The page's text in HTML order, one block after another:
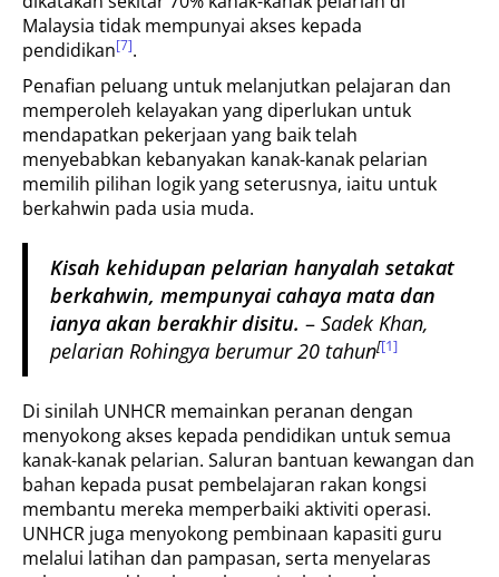
Malaysia tidak mempunyai akses kepada
pendidikan[7].
Penafian peluang untuk melanjutkan pelajaran dan
memperoleh kelayakan yang diperlukan untuk
mendapatkan pekerjaan yang baik telah
menyebabkan kebanyakan kanak-kanak pelarian
memilih pilihan logik yang seterusnya, iaitu untuk
berkahwin pada usia muda.
Kisah kehidupan pelarian hanyalah setakat
berkahwin, mempunyai cahaya mata dan
ianya akan berakhir disitu. – Sadek Khan,
pelarian Rohingya berumur 20 tahun[[1]
Di sinilah UNHCR memainkan peranan dengan
menyokong akses kepada pendidikan untuk semua
kanak-kanak pelarian. Saluran bantuan kewangan dan
bahan kepada pusat pembelajaran rakan kongsi
membantu mereka memperbaiki aktiviti operasi.
UNHCR juga menyokong pembinaan kapasiti guru
melalui latihan dan pampasan, serta menyelaras